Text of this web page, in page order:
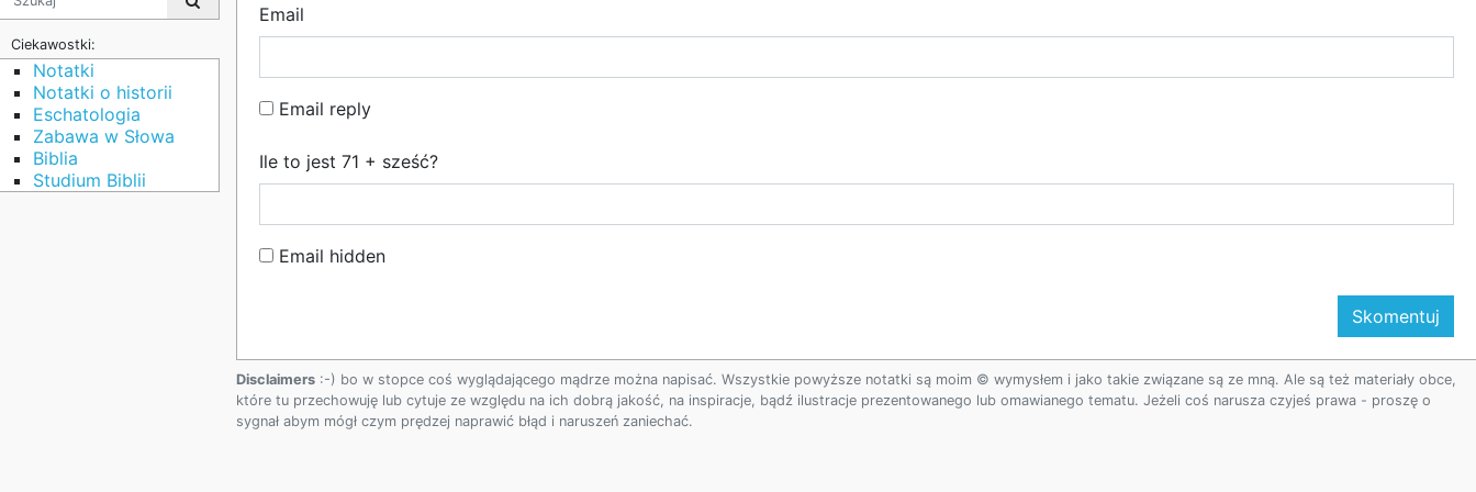
Ciekawostki:
Notatki
Notatki o historii
Eschatologia
Zabawa w Słowa
Biblia
Studium Biblii
Email
Email reply
Ile to jest 71 + sześć?
Email hidden
Disclaimers :-) bo w stopce coś wyglądającego mądrze można napisać. Wszystkie powyższe notatki są moim © wymysłem i jako takie związane są ze mną. Ale są też materiały obce,
które tu przechowuję lub cytuje ze względu na ich dobrą jakość, na inspiracje, bądź ilustracje prezentowanego lub omawianego tematu. Jeżeli coś narusza czyjeś prawa - proszę o
sygnał abym mógł czym prędzej naprawić błąd i naruszeń zaniechać.